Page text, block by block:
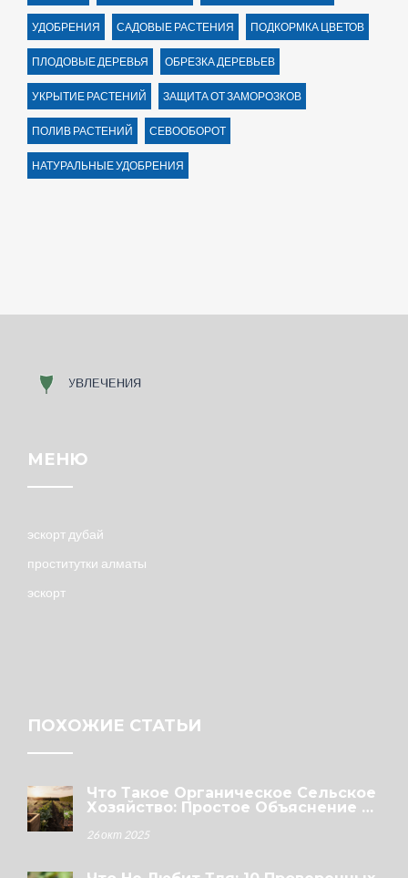
УДОБРЕНИЯ САДОВЫЕ РАСТЕНИЯ ПОДКОРМКА ЦВЕТОВ
ПЛОДОВЫЕ ДЕРЕВЬЯ ОБРЕЗКА ДЕРЕВЬЕВ
УКРЫТИЕ РАСТЕНИЙ ЗАЩИТА ОТ ЗАМОРОЗКОВ
ПОЛИВ РАСТЕНИЙ СЕВООБОРОТ
НАТУРАЛЬНЫЕ УДОБРЕНИЯ
МЕНЮ
эскорт дубай
проститутки алматы
эскорт
ПОХОЖИЕ СТАТЬИ
Что Такое Органическое Сельское
Хозяйство: Простое Объяснение И
26 окт 2025